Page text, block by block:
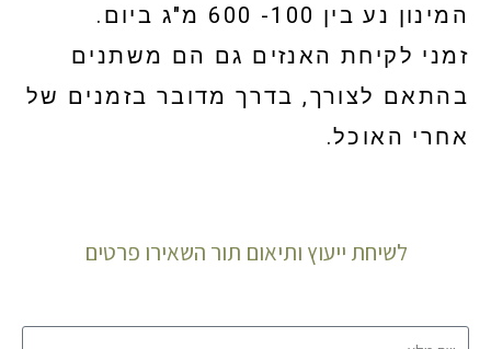
המינון נע בין 100- 600 מ"ג ביום.
זמני לקיחת האנזים גם הם משתנים
בהתאם לצורך, בדרך מדובר בזמנים של
אחרי האוכל.
לשיחת ייעוץ ותיאום תור השאירו פרטים